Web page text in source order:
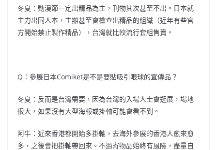
冬夏：動漫節一定出精品為主，刊物其次甚至不出。日本就
主力出同人本，主辦甚至會檢查出精品的組織（近年有些官
方開始禁止製作精品），台灣就比較流行套組售賣。
Q：參展日本Comiket是不是要貼吸引眼球的宣傳品？
冬夏：反而是台灣需要，因為台灣的入場人士會逛展，場地
很大，如果沒有大型海報或掛軸可能會看不到。
阿牛：近來香港都開始多掛軸，去海外參展的香港人愈來愈
多，之後會把掛軸帶回來。不過寄物品始終有風險，盡量自